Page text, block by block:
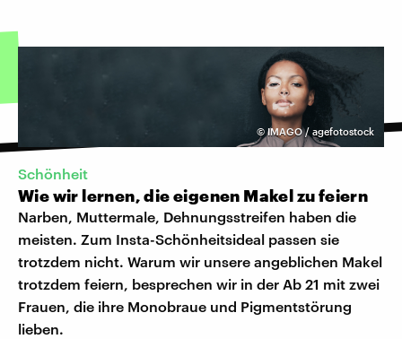
©IMAGO / agefotostock
Schönheit
Wie wir lernen, die eigenen Makel zu feiern
Narben, Muttermale, Dehnungsstreifen haben die
meisten. Zum Insta-Schönheitsideal passen sie
trotzdem nicht. Warum wir unsere angeblichen Makel
trotzdem feiern, besprechen wir in der Ab 21 mit zwei
Frauen, die ihre Monobraue und Pigmentstörung
lieben.